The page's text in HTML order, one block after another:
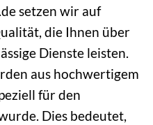
setzen wir auf
die Ihnen über
Dienste leisten.
aus hochwertigem
für den
Dies bedeutet,